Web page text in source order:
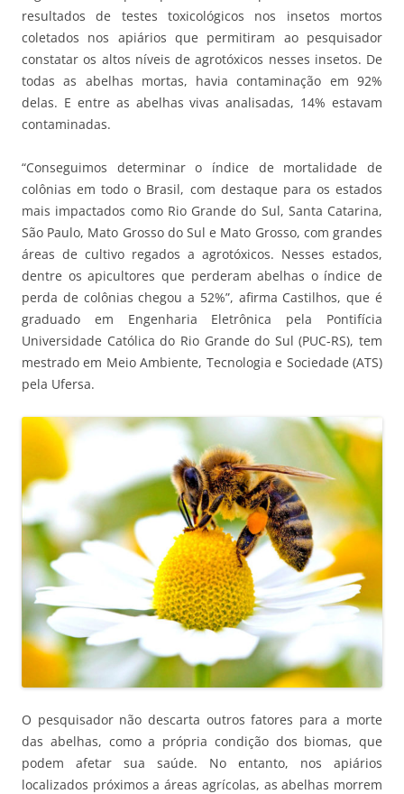
resultados de testes toxicológicos nos insetos mortos
coletados nos apiários que permitiram ao pesquisador
constatar os altos níveis de agrotóxicos nesses insetos. De
todas as abelhas mortas, havia contaminação em 92%
delas. E entre as abelhas vivas analisadas, 14% estavam
contaminadas.
“Conseguimos determinar o índice de mortalidade de
colônias em todo o Brasil, com destaque para os estados
mais impactados como Rio Grande do Sul, Santa Catarina,
São Paulo, Mato Grosso do Sul e Mato Grosso, com grandes
áreas de cultivo regados a agrotóxicos. Nesses estados,
dentre os apicultores que perderam abelhas o índice de
perda de colônias chegou a 52%”, afirma Castilhos, que é
graduado em Engenharia Eletrônica pela Pontifícia
Universidade Católica do Rio Grande do Sul (PUC-RS), tem
mestrado em Meio Ambiente, Tecnologia e Sociedade (ATS)
pela Ufersa.
O pesquisador não descarta outros fatores para a morte
das abelhas, como a própria condição dos biomas, que
podem afetar sua saúde. No entanto, nos apiários
localizados próximos a áreas agrícolas, as abelhas morrem